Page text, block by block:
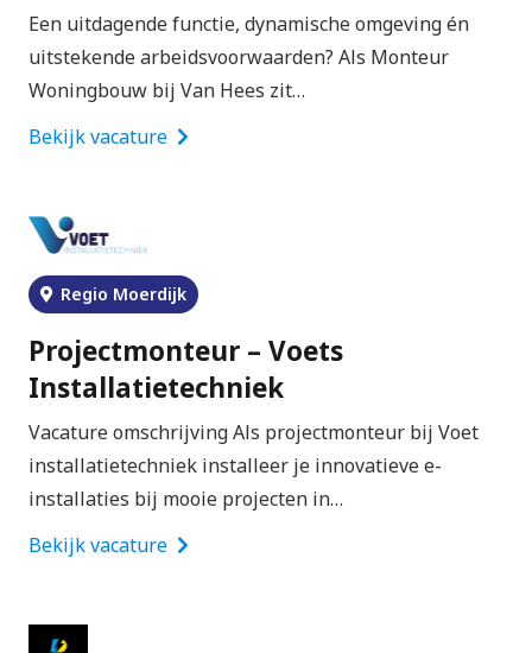
Een uitdagende functie, dynamische omgeving én
uitstekende arbeidsvoorwaarden? Als Monteur
Woningbouw bij Van Hees zit…
Bekijk vacature
Regio Moerdijk
Projectmonteur – Voets
Installatietechniek
Vacature omschrijving Als projectmonteur bij Voet
installatietechniek installeer je innovatieve e-
installaties bij mooie projecten in…
Bekijk vacature